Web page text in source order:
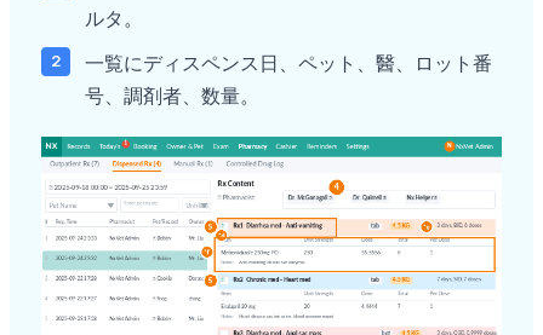
ルタ。
一覧にディスペンス日、ペット、醫、ロット番
号、調剤者、数量。